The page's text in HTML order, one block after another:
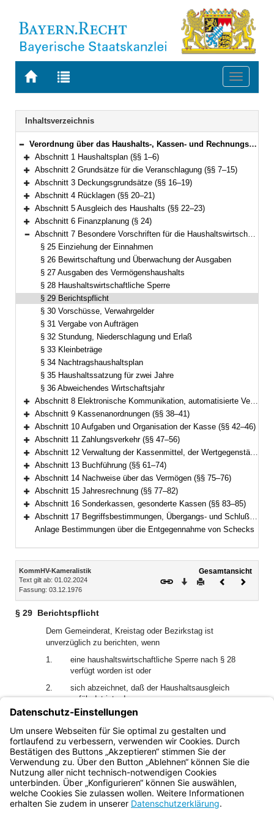
Zur
BAYERN.RECHT
Zur
letzten
Suche
Toggle
Navigation
Inhaltsverzeichnis
Bereich reduzieren
Verordnung über das Haushalts-, Kassen- und Rechnungswesen der Gemeinden, der Landkreise und der Bezirke nach den Grundsätzen der Kameralistik (Kommunalhaushaltsverordnung – Kameralistik – KommHV-Kameralistik) Vom 3. Dezember 1976 (BayRS Nr. II S. 443) BayRS 2023-1-I (§§ 1–89)
Bereich erweitern
Abschnitt 1 Haushaltsplan (§§ 1–6)
Bereich erweitern
Abschnitt 2 Grundsätze für die Veranschlagung (§§ 7–15)
Bereich erweitern
Abschnitt 3 Deckungsgrundsätze (§§ 16–19)
Bereich erweitern
Abschnitt 4 Rücklagen (§§ 20–21)
Bereich erweitern
Abschnitt 5 Ausgleich des Haushalts (§§ 22–23)
Bereich erweitern
Abschnitt 6 Finanzplanung (§ 24)
Bereich reduzieren
Abschnitt 7 Besondere Vorschriften für die Haushaltswirtschaft (§§ 25–36)
§ 25 Einziehung der Einnahmen
§ 26 Bewirtschaftung und Überwachung der Ausgaben
§ 27 Ausgaben des Vermögenshaushalts
§ 28 Haushaltswirtschaftliche Sperre
§ 29 Berichtspflicht
§ 30 Vorschüsse, Verwahrgelder
§ 31 Vergabe von Aufträgen
§ 32 Stundung, Niederschlagung und Erlaß
§ 33 Kleinbeträge
§ 34 Nachtragshaushaltsplan
§ 35 Haushaltssatzung für zwei Jahre
§ 36 Abweichendes Wirtschaftsjahr
Bereich erweitern
Abschnitt 8 Elektronische Kommunikation, automatisierte Verfahren (§ 37)
Bereich erweitern
Abschnitt 9 Kassenanordnungen (§§ 38–41)
Bereich erweitern
Abschnitt 10 Aufgaben und Organisation der Kasse (§§ 42–46)
Bereich erweitern
Abschnitt 11 Zahlungsverkehr (§§ 47–56)
Bereich erweitern
Abschnitt 12 Verwaltung der Kassenmittel, der Wertgegenstände und anderer Gegenstände (§§ 57–60)
Bereich erweitern
Abschnitt 13 Buchführung (§§ 61–74)
Bereich erweitern
Abschnitt 14 Nachweise über das Vermögen (§§ 75–76)
Bereich erweitern
Abschnitt 15 Jahresrechnung (§§ 77–82)
Bereich erweitern
Abschnitt 16 Sonderkassen, gesonderte Kassen (§§ 83–85)
Bereich erweitern
Abschnitt 17 Begriffsbestimmungen, Übergangs- und Schlußvorschriften (§§ 86–89)
Anlage Bestimmungen über die Entgegennahme von Schecks
Inhalt
KommHV-Kameralistik
Text gilt ab: 01.02.2024
Fassung: 03.12.1976
Gesamtansicht
Download
DruckenVorheriges
§ 29 Berichtspflicht
Dem Gemeinderat, Kreistag oder Bezirkstag ist
unverzüglich zu berichten, wenn
1.
eine haushaltswirtschaftliche Sperre nach § 28
verfügt worden ist oder
2.
sich abzeichnet, daß der Haushaltsausgleich
gefährdet ist oder
3.
erkennbar wird, daß sich die Gesamtausgaben einer
Maßnahme des Vermögenshaushalts nicht nur
geringfügig erhöhen werden.
Bayern.de
BayernPortal